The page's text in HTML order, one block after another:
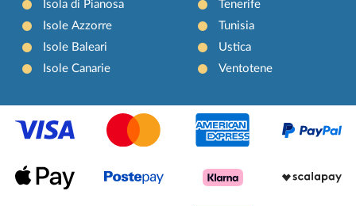
Isola di Pianosa
Isole Azzorre
Isole Baleari
Isole Canarie
Tenerife
Tunisia
Ustica
Ventotene